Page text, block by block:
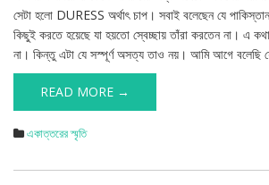
সেটা হলো DURESS অর্থাৎ চাপ। সবাই বলেছেন যে
কিছুই করতে হয়েছে যা হয়তো স্বেচ্ছায় তাঁরা করতেন না। এ
না। কিন্তু এটা যে সস্পূর্ণ অসত্য তাও নয়। আমি আগে বলেছি
READ MORE →
একাত্তরের স্মৃতি